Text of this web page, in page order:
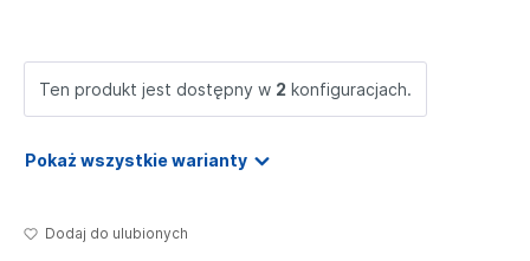
Ten produkt jest dostępny w 2 konfiguracjach.
Pokaż wszystkie warianty
Dodaj do ulubionych